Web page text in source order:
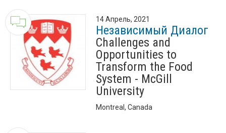
14 Апрель, 2021
Независимый Диалог
Challenges and
Opportunities to
Transform the Food
System - McGill
University
Montreal, Canada